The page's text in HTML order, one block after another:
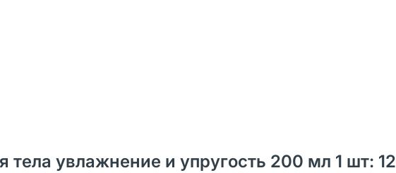
тела увлажнение и упругость 200 мл 1 шт: 12